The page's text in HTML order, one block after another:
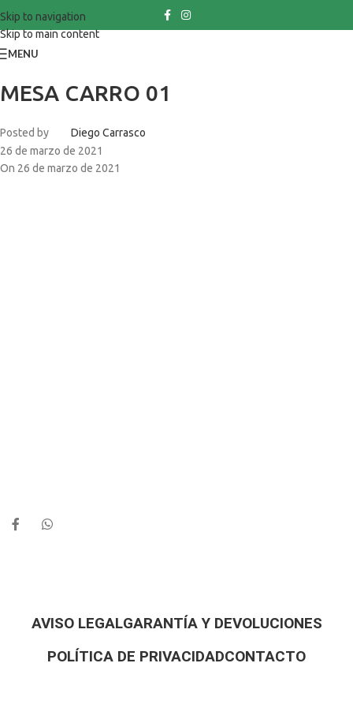
Skip to navigation
Skip to main content
MENU
MESA CARRO 01
Posted by
Diego Carrasco
26 de marzo de 2021
On 26 de marzo de 2021
AVISO LEGALGARANTÍA Y DEVOLUCIONES
POLÍTICA DE PRIVACIDADCONTACTO